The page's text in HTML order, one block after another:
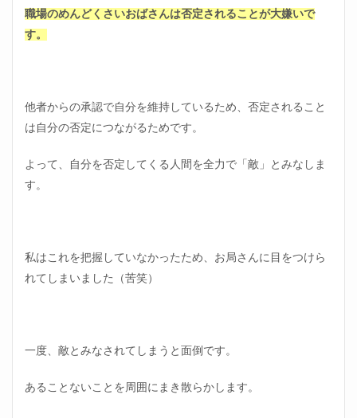
職場のめんどくさいおばさんは否定されることが大嫌いで
す。
他者からの承認で自分を維持しているため、否定されること
は自分の否定につながるためです。
よって、自分を否定してくる人間を全力で「敵」とみなしま
す。
私はこれを把握していなかったため、お局さんに目をつけら
れてしまいました（苦笑）
一度、敵とみなされてしまうと面倒です。
あることないことを周囲にまき散らかします。